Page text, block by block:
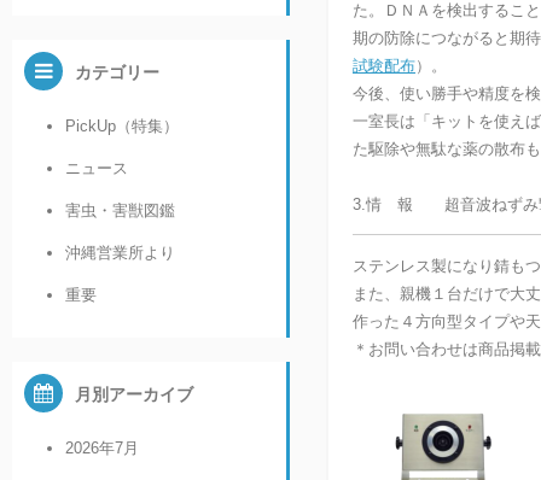
た。ＤＮＡを検出するこ
期の防除につながると期
試験配布）。
今後、使い勝手や精度を
一室長は「キットを使え
た駆除や無駄な薬の散布
3.情 報 超音波ねずみ撃
ステンレス製になり錆も
また、親機１台だけで大
作った４方向型タイプや
＊お問い合わせは商品掲
カテゴリー
PickUp（特集）
ニュース
害虫・害獣図鑑
沖縄営業所より
重要
月別アーカイブ
2026年7月